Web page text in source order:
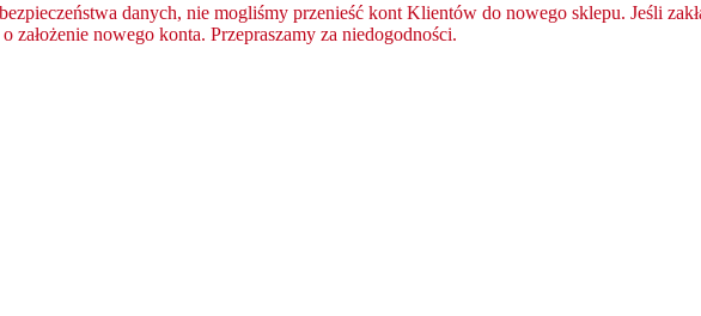
danych, nie mogliśmy przenieść kont Klientów do nowego sklepu. Jeśli
o założenie nowego konta. Przepraszamy za niedogodności.